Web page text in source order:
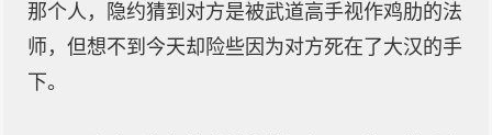
那个人，隐约猜到对方是被武道高手视作鸡肋的法
师，但想不到今天却险些因为对方死在了大汉的手
下。